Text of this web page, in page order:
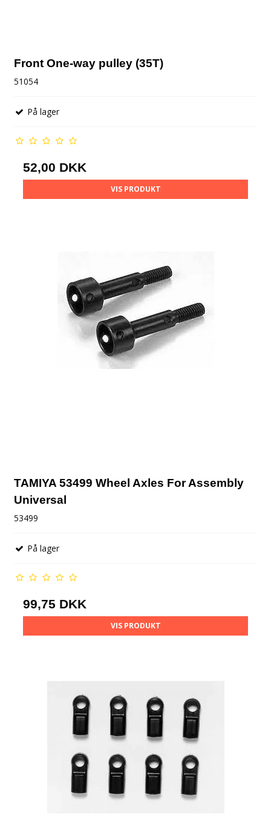
Front One-way pulley (35T)
51054
På lager
52,00 DKK
VIS PRODUKT
TAMIYA 53499 Wheel Axles For Assembly
Universal
53499
På lager
99,75 DKK
VIS PRODUKT